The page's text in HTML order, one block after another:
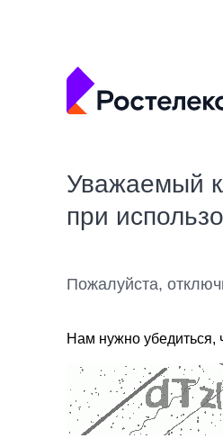
Уважаемый
при
Пожалуйста,
Нам нужно убедиться,